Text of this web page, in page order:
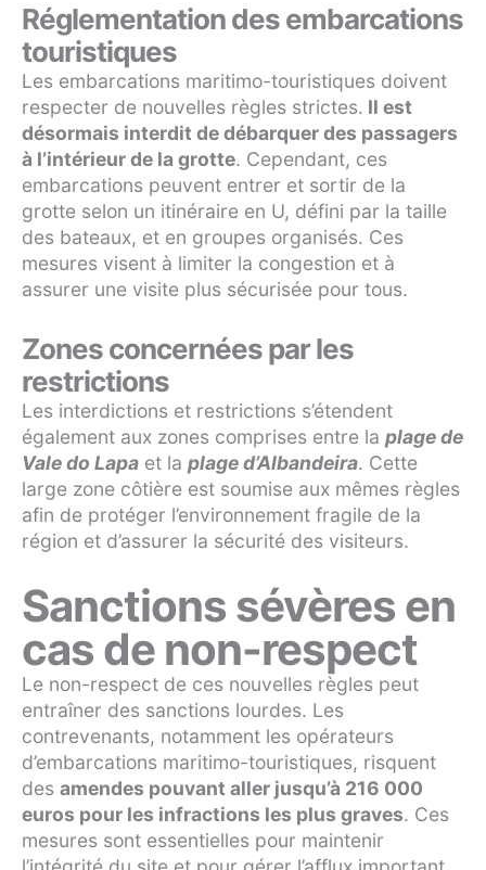
Réglementation des embarcations
touristiques
Les embarcations maritimo-touristiques doivent
respecter de nouvelles règles strictes. Il est
désormais interdit de débarquer des passagers
à l’intérieur de la grotte. Cependant, ces
embarcations peuvent entrer et sortir de la
grotte selon un itinéraire en U, défini par la taille
des bateaux, et en groupes organisés. Ces
mesures visent à limiter la congestion et à
assurer une visite plus sécurisée pour tous.
Zones concernées par les
restrictions
Les interdictions et restrictions s’étendent
également aux zones comprises entre la plage de
Vale do Lapa et la plage d’Albandeira. Cette
large zone côtière est soumise aux mêmes règles
afin de protéger l’environnement fragile de la
région et d’assurer la sécurité des visiteurs.
Sanctions sévères en
cas de non-respect
Le non-respect de ces nouvelles règles peut
entraîner des sanctions lourdes. Les
contrevenants, notamment les opérateurs
d’embarcations maritimo-touristiques, risquent
des amendes pouvant aller jusqu’à 216 000
euros pour les infractions les plus graves. Ces
mesures sont essentielles pour maintenir